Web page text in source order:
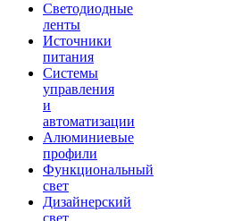
Светодиодные
ленты
Источники
питания
Системы
управления
и
автоматизации
Алюминиевые
профили
Функциональный
свет
Дизайнерский
свет